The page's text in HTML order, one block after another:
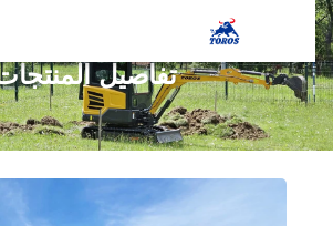
تفاصيل المنتجات